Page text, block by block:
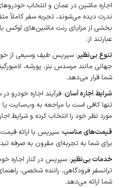
اجاره ماشین در عمان و انتخاب
ندرت دیده می‌شوند، تجربه سفر کاملاً
بخشی از مزایای رنت ماشین‌های لوکس با
عبارتند از:
تنوع بی‌نظیر: سپریس طیف وسیعی از
جهانی مانند مرسدس بنز، پورشه،
شما قرار می‌دهد.
شرایط اجاره آسان: فرآیند اجاره خودرو
تنها کافی است با مراجعه به وب‌سایت
مورد نظر خود را انتخاب کرده و شرایط
قیمت‌های مناسب: سپریس با ارائه
برای شما به تجربه‌ای مقرون به صرفه
خدمات بی‌نظیر: سپریس در کنار اجاره
ترانسفر فرودگاهی، راننده شخصی،
شما ارائه می‌دهد.